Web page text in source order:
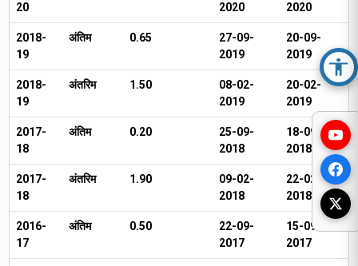
20
2020
2020
2018-
19
अंतिम ₹0.65
27-09-
2019
20-09-
2019
2018-
19
अंतरिम ₹1.50
08-02-
2019
20-02-
2019
2017-
18
अंतिम ₹0.20
25-09-
2018
18-09-
2018
2017-
18
अंतरिम ₹1.90
09-02-
2018
22-02-
2018
2016-
17
अंतिम ₹0.50
22-09-
2017
15-09-
2017